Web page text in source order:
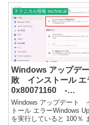
テクニカル情報 technical
Windows アップデ
敗 インストール エ
0x80071160 -
0x800f0983
Windows アップデート
トール エラーWindows
を実行していると 100％